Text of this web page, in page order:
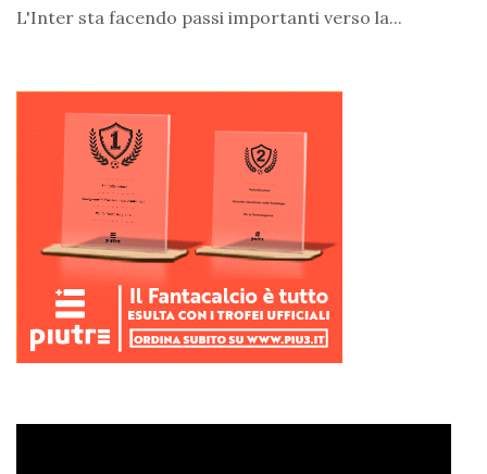
L'Inter sta facendo passi importanti verso la...